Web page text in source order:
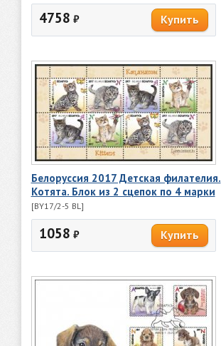
4758 ₽
Белоруссия 2017 Детская филателия.
Котята. Блок из 2 сцепок по 4 марки
[BY17/2-5 BL]
1058 ₽